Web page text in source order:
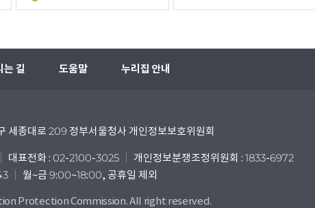
는 길 도움말 누리집 안내
세종대로 209 정부서울청사 개인정보보호위원회
대표전화 : 02-2100-3025
개인정보분쟁조정위원회 : 1833-6972
월~금 9:00~18:00, 공휴일 제외
Protection Commission. All right reserved.